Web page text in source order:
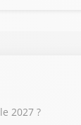
2027 ?